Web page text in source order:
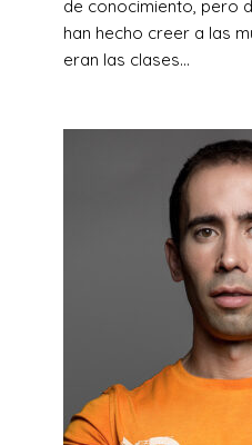
de conocimiento, pero
han hecho creer a las
eran las clases...